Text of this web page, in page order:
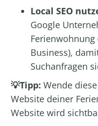
Local SEO
Google
Ferienwohnung
Business),
Suchanfragen
💡Tipp:Wende diese
Website deiner
Website wird